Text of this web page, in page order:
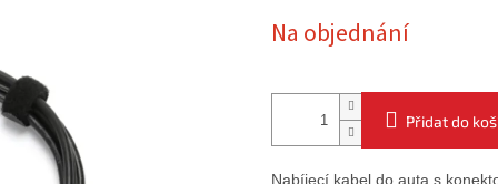
cena:
Na objednání
Přidat do
Nabíjecí kabel do auta s